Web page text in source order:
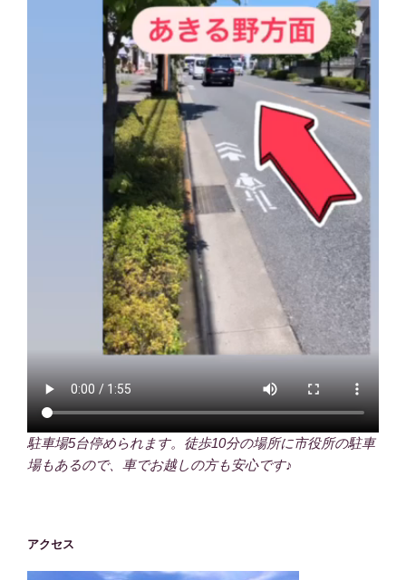
駐車場5台停められます。徒歩10分の場所に市役所の駐車
場もあるので、車でお越しの方も安心です♪
アクセス